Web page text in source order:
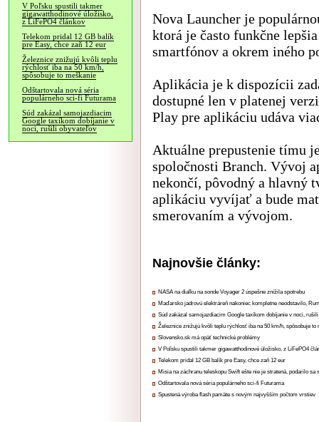
V Poľsku spustili takmer
gigawatthodinové úložisko,
z LiFePO4 článkov
Telekom pridal 12 GB balík
pre Easy, chce zaň 12 eur
Železnice znižujú kvôli teplu
rýchlosť iba na 50 km/h,
spôsobuje to meškanie
Odštartovala nová séria
populárneho sci-fi Futurama
Súd zakázal samojazdiacim
Google taxíkom dobíjanie v
noci, rušili obyvateľov
Nova Launcher je
ktorá je často funkčne
smartfónov a okrem iného
Aplikácia je k dispozícii
dostupné len v platenej
Play pre aplikáciu udáva
Aktuálne prepustenie tímu
spoločnosti Branch. Vývoj
nekončí, pôvodný a hlavný
aplikáciu vyvíjať a bude
smerovaním a vývojom.
Najnovšie články:
NASA na diaľku na sonde Voyager 2 úspešne znížila spotrebu
Maďarsko jadrovú elektráreň nakoniec kompletne neodstavilo,
Súd zakázal samojazdiacim Google taxíkom dobíjanie v noci,
Železnice znižujú kvôli teplu rýchlosť iba na 50 km/h, spôsobuje to
Slovensko.sk má opäť technické problémy
V Poľsku spustili takmer gigawatthodinové úložisko, z LiFePO4
Telekom pridal 12 GB balík pre Easy, chce zaň 12 eur
Misia na záchranu teleskopu Swift ešte nie je stratená, podarilo sa
Odštartovala nová séria populárneho sci-fi Futurama
Spustená výroba flash pamäte s novým najvyšším počtom vrstiev